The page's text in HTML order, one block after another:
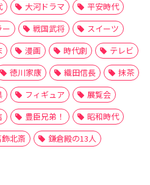
大河ドラマ
平安時代
ー 戦国武将
スイーツ
漫画 時代劇
テレビ
徳川家康 織田信長
抹茶
フィギュア
展覧会
豊臣兄弟！
昭和時代
北斎 鎌倉殿の13人